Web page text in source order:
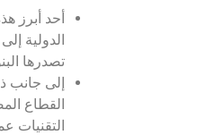
الدولية
تصدرها
إلى جانب
القطاع
التقنيات